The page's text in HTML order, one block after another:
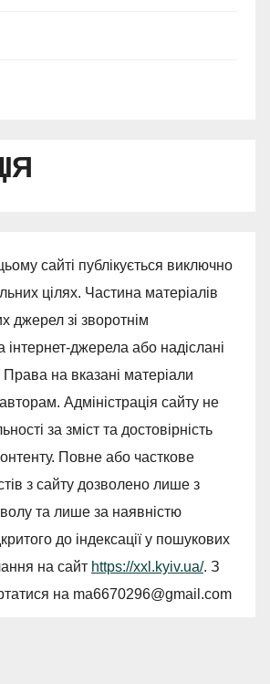
сайті публікується виключно
цілях. Частина матеріалів
джерел зі зворотнім
джерела або надіслані
на вказані матеріали
Адміністрація сайту не
за зміст та достовірність
Повне або часткове
з сайту дозволено лише з
та лише за наявністю
до індексації у пошукових
на сайт https://xxl.kyiv.ua/. З
на ma6670296@gmail.com